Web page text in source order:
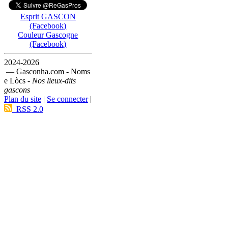
Esprit GASCON
(Facebook)
Couleur Gascogne
(Facebook)
2024-2026
— Gasconha.com - Noms
e Lòcs - Nos lieux-dits
gascons
Plan du site | Se connecter|
RSS 2.0